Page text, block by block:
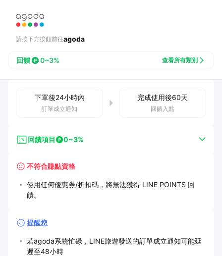
請按下方按鈕前往agoda
回饋 0~3% 查看所有類別
下單後24小時內
訂單成立通知
完成使用後60天
回饋入點
回饋項目 0~3%
不符合賺點資格
使用任何優惠券/折扣碼，將無法獲得 LINE POINTS 回
饋。
提醒您
若agoda系統忙碌，LINE旅遊發送的訂單成立通知可能延
遲至48小時